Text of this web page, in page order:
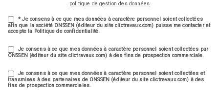
politique de gestion des données
* Je consens à ce que mes données à caractère personnel soient collectées
afin que la société ONSSEN (éditeur du site clictravaux.com) puisse me contacter et
accepte la Politique de confidentialité.
Je consens à ce que mes données à caractère personnel soient collectées par
ONSSEN (éditeur du site clictravaux.com) à des fins de prospection commerciale.
Je consens à ce que mes données à caractère personnel soient collectées et
transmises à des partenaires de ONSSEN (éditeur du site clictravaux.com) à des
fins de prospection commerciales.